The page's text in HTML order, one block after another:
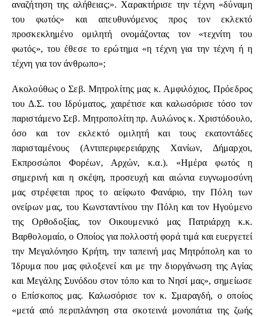
αναζήτηση της αλήθειας;». Χαρακτήρισε την τέχνη «δύναμη
του φωτός» και απευθυνόμενος προς τον εκλεκτό
προσκεκλημένο ομιλητή ονομάζοντας τον «τεχνίτη του
φωτός», του έθεσε το ερώτημα «η τέχνη για την τέχνη ή η
τέχνη για τον άνθρωπο»;
Ακολούθως ο Σεβ. Μητρολίτης μας κ. Αμφιλόχιος, Πρόεδρος
του Δ.Σ. του Ιδρύματος, χαιρέτισε και καλωσόρισε τόσο τον
παριστάμενο Σεβ. Μητροπολίτη πρ. Αυλώνος κ. Χριστόδουλο,
όσο και τον εκλεκτό ομιλητή και τους εκατοντάδες
παρισταμένους (Αντιπεριφερειάρχης Χανίων, Δήμαρχοι,
Εκπροσώποι Φορέων, Αρχών, κ.α.). «Ημέρα φωτός η
σημερινή και η σκέψη, προσευχή και αιώνια ευγνωμοσύνη
μας στρέφεται προς το αείφωτο Φανάριο, την Πόλη των
ονείρων μας, του Κωνσταντίνου την Πόλη και τον Ηγούμενο
της Ορθοδοξίας, τον Οικουμενικό μας Πατριάρχη κ.κ.
Βαρθολομαίο, ο Οποίος για πολλοστή φορά τιμά και ευεργετεί
την Μεγαλόνησο Κρήτη, την ταπεινή μας Μητρόπολη και το
Ίδρυμα που μας φιλοξενεί και με την διοργάνωση της Αγίας
και Μεγάλης Συνόδου στον τόπο και το Νησί μας», σημείωσε
ο Επίσκοπος μας. Καλωσόρισε τον κ. Σμαραγδή, ο οποίος
«μετά από περιπλάνηση στα σκοτεινά μονοπάτια της ζωής